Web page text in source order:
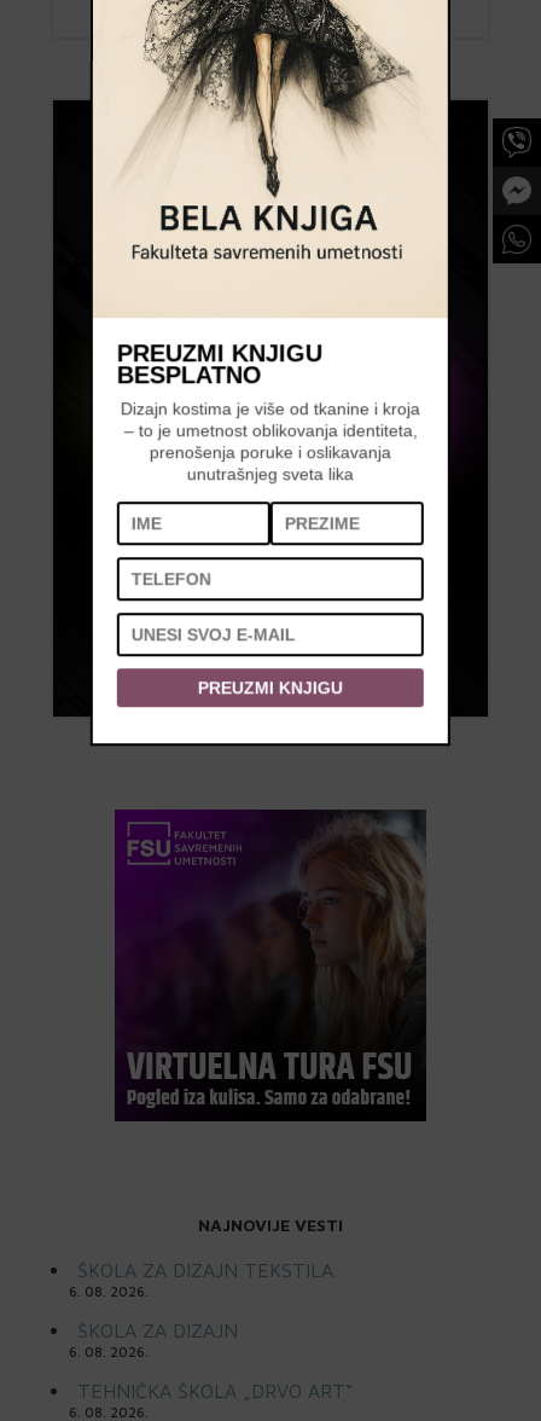
NAJNOVIJE VESTI
ŠKOLA ZA DIZAJN TEKSTILA
6. 08. 2026.
ŠKOLA ZA DIZAJN
6. 08. 2026.
TEHNIČKA ŠKOLA „DRVO ART“
6. 08. 2026.
PREUZMI KNJIGU
BESPLATNO
Dizajn kostima je više od tkanine i kroja
– to je umetnost oblikovanja identiteta,
prenošenja poruke i oslikavanja
unutrašnjeg sveta lika
PREUZMI KNJIGU